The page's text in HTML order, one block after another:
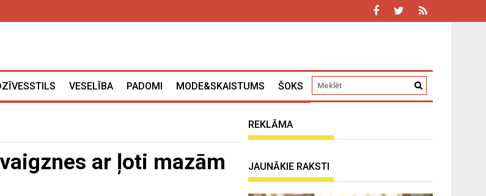
VESELĪBA PADOMI MODE&SKAISTUMS ŠOKS
ar ļoti mazām
REKLĀMA
JAUNĀKIE RAKSTI